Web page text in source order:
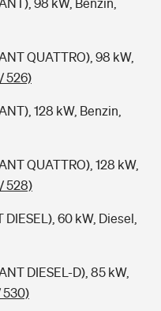
98 kW, Benzin,
QUATTRO), 98 kW,
526)
128 kW, Benzin,
QUATTRO), 128 kW,
528)
60 kW, Diesel,
DIESEL-D), 85 kW,
530)